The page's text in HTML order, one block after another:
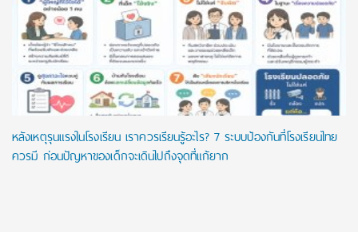
หลังเหตุรุนแรงในโรงเรียน เราควรเรียนรู้อะไร? 7 ระบบป้องกันที่โรงเรียนไทย
ควรมี ก่อนปัญหาของเด็กจะเดินไปถึงจุดที่แก้ยาก